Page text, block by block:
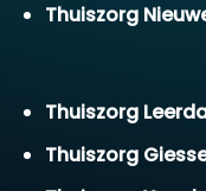
Thuiszorg
Thuiszorg
Thuiszorg